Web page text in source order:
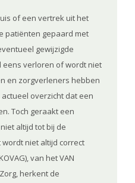
of een vertrek uit het
patiënten gepaard met
gewijzigde
verloren of wordt niet
en zorgverleners hebben
overzicht dat een
Toch geraakt een
altijd tot bij de
niet altijd correct
van het VAN
herkent de